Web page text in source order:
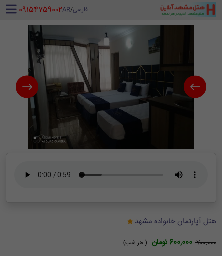
فارسی/
AR
‪ 09154759002
هتل آپارتمان خانواده مشهد
700,000 600,000 تومان
( هر شب)